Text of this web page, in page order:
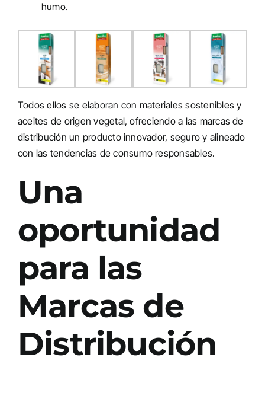
humo.
Todos ellos se elaboran con materiales sostenibles y
aceites de origen vegetal, ofreciendo a las marcas de
distribución un producto innovador, seguro y alineado
con las tendencias de consumo responsables.
Una
oportunidad
para las
Marcas de
Distribución